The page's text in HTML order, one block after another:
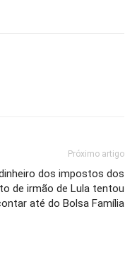
Próximo artigo
dos impostos dos
de irmão de Lula tentou
até do Bolsa Família